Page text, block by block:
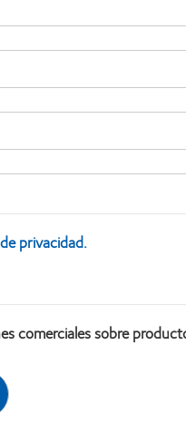
privacidad.
comerciales sobre